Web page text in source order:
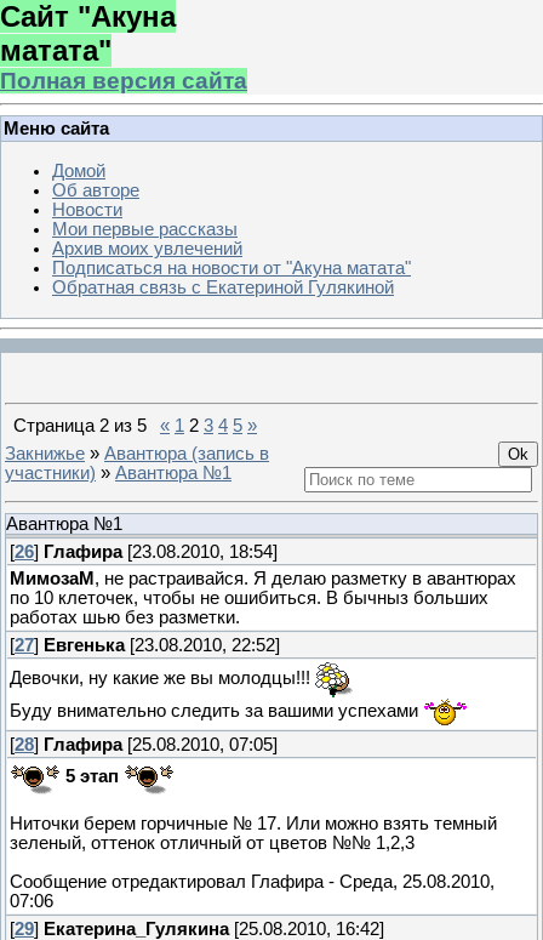
Сайт "Акуна
матата"
Полная версия сайта
Меню сайта
Домой
Об авторе
Новости
Мои первые рассказы
Архив моих увлечений
Подписаться на новости от "Акуна матата"
Обратная связь с Екатериной Гулякиной
Страница 2 из 5 « 1 2 3 4 5 »
Закнижье » Авантюра (запись в
участники) » Авантюра №1
Авантюра №1
[26] Глафира[23.08.2010, 18:54]
МимозаМ , не растраивайся. Я делаю разметку в авантюрах
по 10 клеточек, чтобы не ошибиться. В бычныз больших
работах шью без разметки.
[27] Евгенька[23.08.2010, 22:52]
Девочки, ну какие же вы молодцы!!!
Буду внимательно следить за вашими успехами
[28] Глафира[25.08.2010, 07:05]
5 этап
Ниточки берем горчичные № 17. Или можно взять темный
зеленый, оттенок отличный от цветов №№ 1,2,3
Сообщение отредактировал Глафира - Среда, 25.08.2010,
07:06
[29] Екатерина_Гулякина[25.08.2010, 16:42]